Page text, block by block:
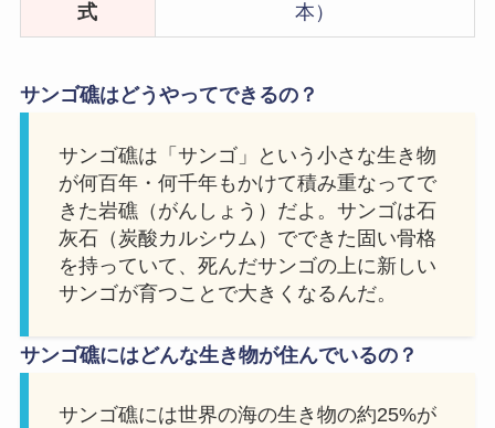
式
本）
サンゴ礁はどうやってできるの？
サンゴ礁は「サンゴ」という小さな生き物
が何百年・何千年もかけて積み重なってで
きた岩礁（がんしょう）だよ。サンゴは石
灰石（炭酸カルシウム）でできた固い骨格
を持っていて、死んだサンゴの上に新しい
サンゴが育つことで大きくなるんだ。
サンゴ礁にはどんな生き物が住んでいるの？
サンゴ礁には世界の海の生き物の約25%が